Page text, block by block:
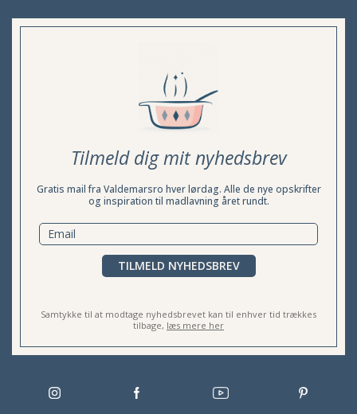
Tilmeld dig mit nyhedsbrev
Gratis mail fra Valdemarsro hver lørdag. Alle de nye opskrifter
og inspiration til madlavning året rundt.
TILMELD NYHEDSBREV
Samtykke til at modtage nyhedsbrevet kan til enhver tid trækkes
tilbage, læs mere her